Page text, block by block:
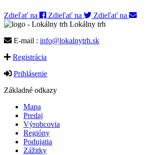
Zdieľať na Zdieľať na
Zdieľať na
Lokálny trh
E-mail : info@lokalnytrh.sk
Registrácia
Prihlásenie
Základné odkazy
Mapa
Predaj
Výrobcovia
Regióny
Podujatia
Zážitky